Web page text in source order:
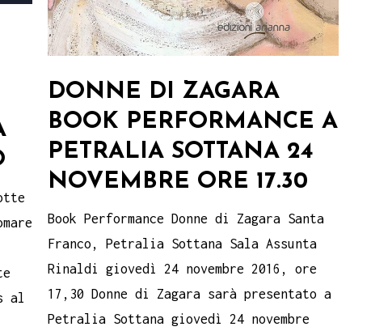
al
DONNE DI ZAGARA
BOOK PERFORMANCE A
PETRALIA SOTTANA 24
NOVEMBRE ORE 17.30
Book Performance Donne di Zagara Santa
Franco, Petralia Sottana Sala Assunta
Rinaldi giovedì 24 novembre 2016, ore
17,30 Donne di Zagara sarà presentato a
Petralia Sottana giovedì 24 novembre